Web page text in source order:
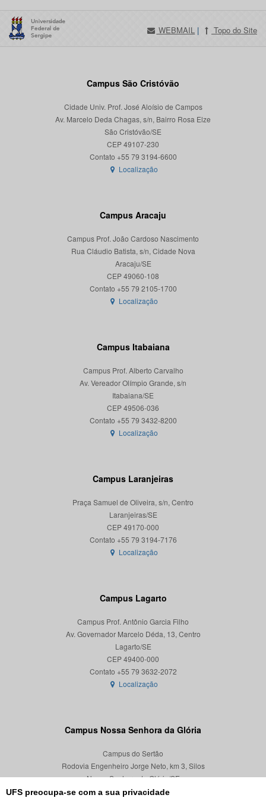
UFS preocupa-se com a sua privacidade
WEBMAIL | Topo do Site
Campus São Cristóvão
Cidade Univ. Prof. José Aloísio de Campos
Av. Marcelo Deda Chagas, s/n, Bairro Rosa Elze
São Cristóvão/SE
CEP 49107-230
Localização
Campus Aracaju
Campus Prof. João Cardoso Nascimento
Rua Cláudio Batista, s/n, Cidade Nova
Aracaju/SE
CEP 49060-108
Localização
Campus Itabaiana
Campus Prof. Alberto Carvalho
Av. Vereador Olímpio Grande, s/n
Itabaiana/SE
CEP 49506-036
Localização
Campus Laranjeiras
Praça Samuel de Oliveira, s/n, Centro
Laranjeiras/SE
CEP 49170-000
Localização
Campus Lagarto
Campus Prof. Antônio Garcia Filho
Av. Governador Marcelo Déda, 13, Centro
Lagarto/SE
CEP 49400-000
Localização
Campus Nossa Senhora da Glória
Campus do Sertão
Rodovia Engenheiro Jorge Neto, km 3, Silos
Nossa Senhora da Glória/SE
CEP 49680-000